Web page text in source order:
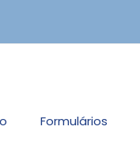
Formulários